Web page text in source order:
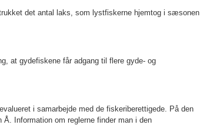
det antal laks, som lystfiskerne hjemtog i sæsonen
at gydefiskene får adgang til flere gyde- og
i samarbejde med de fiskeriberettigede. På den
Information om reglerne finder man i den